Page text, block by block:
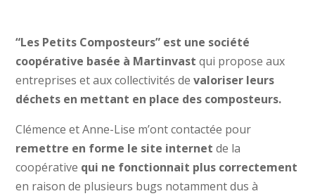
“Les Petits Composteurs” est une société
coopérative basée à Martinvast qui propose aux
entreprises et aux collectivités de valoriser leurs
déchets en mettant en place des composteurs.
Clémence et Anne-Lise m’ont contactée pour
remettre en forme le site internet de la
coopérative qui ne fonctionnait plus correctement
en raison de plusieurs bugs notamment dus à